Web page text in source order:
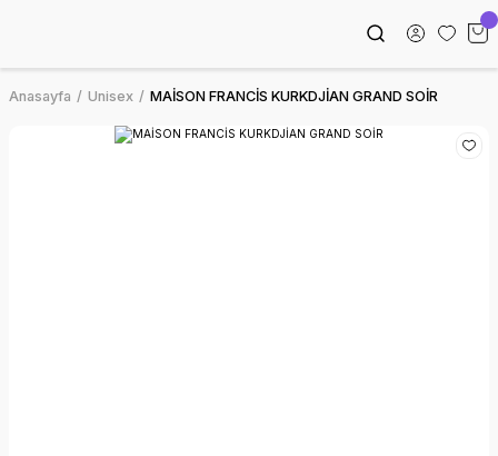
Anasayfa Unisex MAİSON FRANCİS KURKDJİAN GRAND SOİR